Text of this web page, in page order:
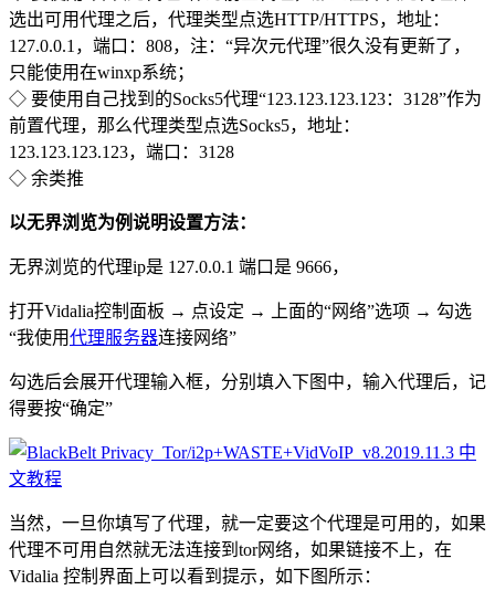
选出可用代理之后，代理类型点选HTTP/HTTPS，地址：
127.0.0.1，端口：808，注：“异次元代理”很久没有更新了，
只能使用在winxp系统；
◇ 要使用自己找到的Socks5代理“123.123.123.123：3128”作为
前置代理，那么代理类型点选Socks5，地址：
123.123.123.123，端口：3128
◇ 余类推
以无界浏览为例说明设置方法：
无界浏览的代理ip是 127.0.0.1 端口是 9666，
打开Vidalia控制面板 → 点设定 → 上面的“网络”选项 → 勾选
“我使用代理服务器连接网络”
勾选后会展开代理输入框，分别填入下图中，输入代理后，记
得要按“确定”
当然，一旦你填写了代理，就一定要这个代理是可用的，如果
代理不可用自然就无法连接到tor网络，如果链接不上，在
Vidalia 控制界面上可以看到提示，如下图所示：